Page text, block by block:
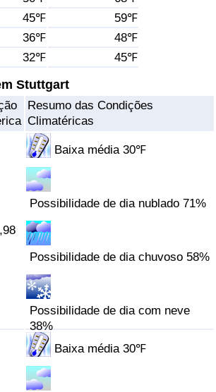
45℉
59℉
36℉
48℉
32℉ 45℉
Stuttgart
Resumo das Condições
Climatéricas
Baixa média 30℉
Possibilidade de dia nublado 71%
Possibilidade de dia chuvoso 58%
Possibilidade de dia com neve
38%
Baixa média 30℉
(Atual)
por País
(Atual)
por País
(Atual)